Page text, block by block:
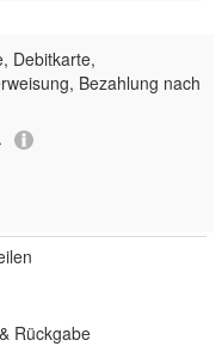
Debitkarte,
Bezahlung nach
Rückgabe